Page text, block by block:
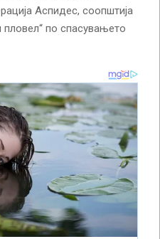
Аспидес, соопштија
пловел“ по спасувањето